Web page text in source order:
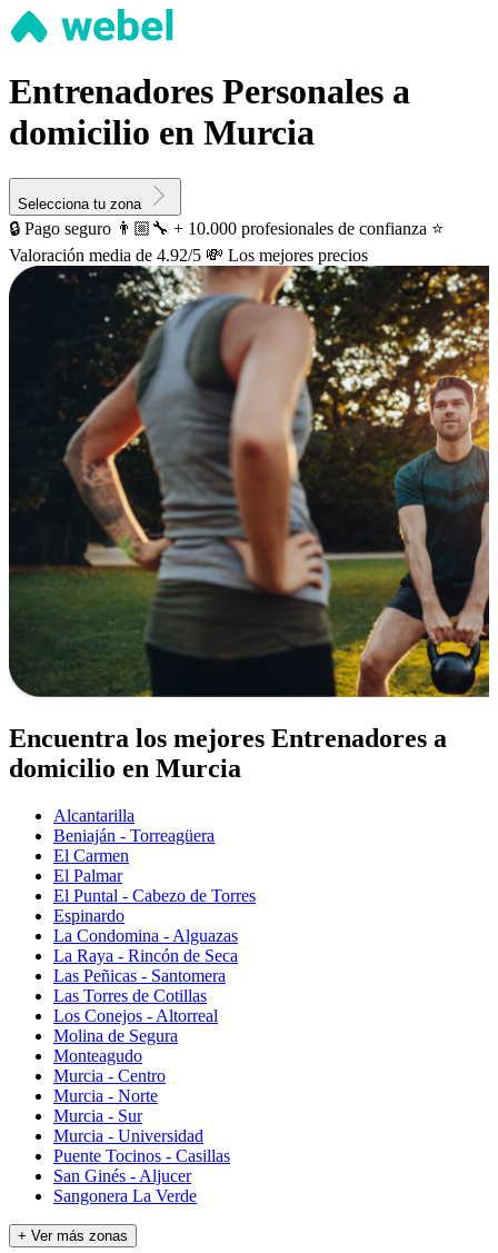
Entrenadores Personales a
domicilio en Murcia
Selecciona tu zona
🔒 Pago seguro 👨🏼‍🔧 + 10.000 profesionales de confianza ⭐️
Valoración media de 4.92/5 💸 Los mejores precios
Encuentra los mejores Entrenadores a
domicilio en Murcia
Alcantarilla
Beniaján - Torreagüera
El Carmen
El Palmar
El Puntal - Cabezo de Torres
Espinardo
La Condomina - Alguazas
La Raya - Rincón de Seca
Las Peñicas - Santomera
Las Torres de Cotillas
Los Conejos - Altorreal
Molina de Segura
Monteagudo
Murcia - Centro
Murcia - Norte
Murcia - Sur
Murcia - Universidad
Puente Tocinos - Casillas
San Ginés - Aljucer
Sangonera La Verde
+ Ver más zonas